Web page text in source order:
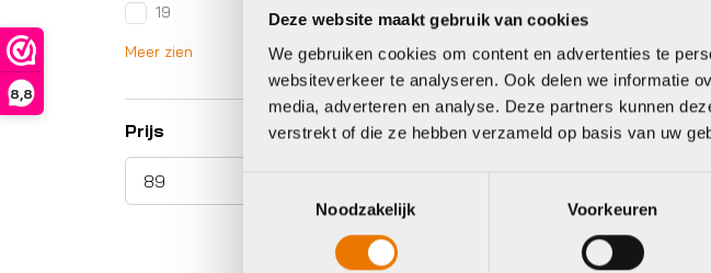
Deze website maakt gebruik van cookies
We gebruiken cookies om content en advertenties te
websiteverkeer te analyseren. Ook delen we informatie
media, adverteren en analyse. Deze partners kunnen
verstrekt of die ze hebben verzameld op basis van uw
Noodzakelijk
Voorkeuren
8,8
19
Meer zien
Prijs